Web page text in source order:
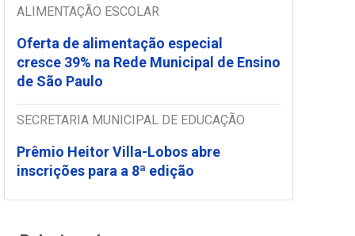
ALIMENTAÇÃO ESCOLAR
Oferta de alimentação especial
cresce 39% na Rede Municipal de Ensino
de São Paulo
SECRETARIA MUNICIPAL DE EDUCAÇÃO
Prêmio Heitor Villa-Lobos abre
inscrições para a 8ª edição